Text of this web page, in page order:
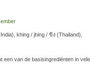
khing / jhing / ขิง (Thailand),
een van de basisingrediënten in vele